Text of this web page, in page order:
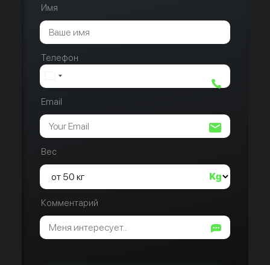
Имя
Телефон
Email
Вес
Комментарий